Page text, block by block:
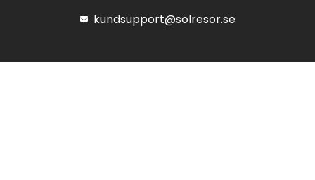
kundsupport@solresor.se